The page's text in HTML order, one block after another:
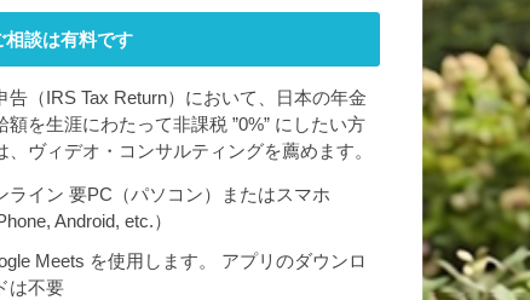
相談は有料です
告（IRS Tax Return）において、日本の年金
額を生涯にわたって非課税 ”0%” にしたい方
、ヴィデオ・コンサルティングを薦めます。
ライン 要PC（パソコン）またはスマホ
Android, etc.）
Meets を使用します。 アプリのダウンロ
は不要